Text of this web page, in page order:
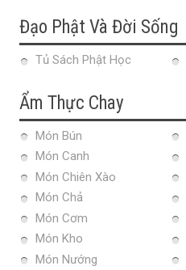
Đạo Phật Và Đời Sống
Tủ Sách Phật Học
Ẩm Thực Chay
Món Bún
Món Canh
Món Chiên Xào
Món Chả
Món Cơm
Món Kho
Món Nướng